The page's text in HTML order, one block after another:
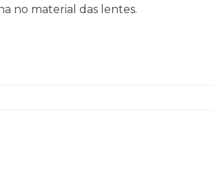
no material das lentes.